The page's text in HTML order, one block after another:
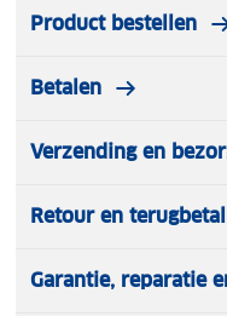
Product bestellen
Betalen
Verzending en
Retour en
Garantie, reparatie